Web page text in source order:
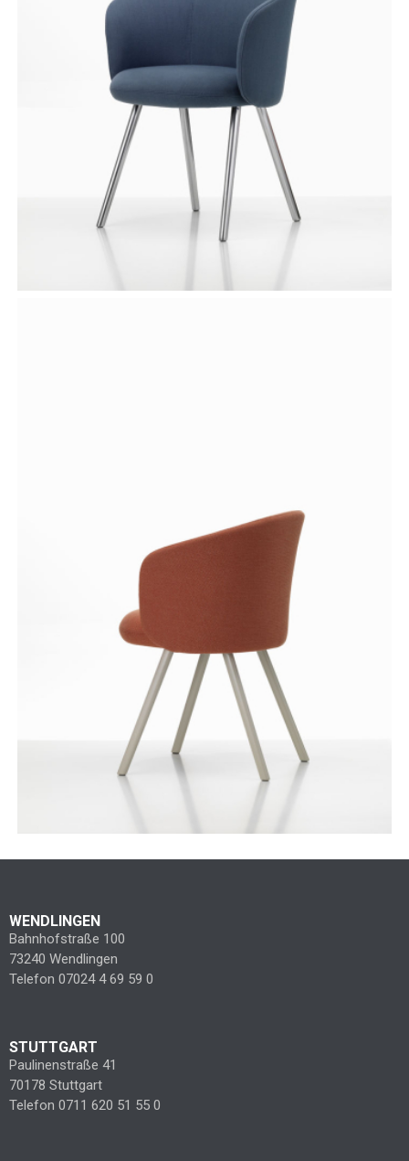
WENDLINGEN
Bahnhofstraße 100
73240 Wendlingen
Telefon 07024 4 69 59 0
STUTTGART
Paulinenstraße 41
70178 Stuttgart
Telefon 0711 620 51 55 0